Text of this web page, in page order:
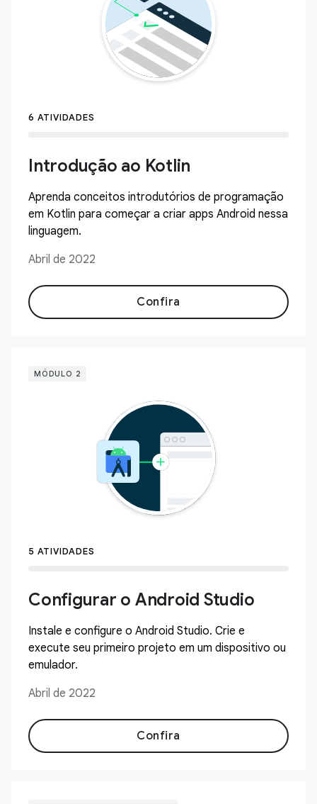
6 ATIVIDADES
Introdução ao Kotlin
Aprenda conceitos introdutórios de programação
em Kotlin para começar a criar apps Android nessa
linguagem.
Abril de 2022
Confira
MÓDULO 2
5 ATIVIDADES
Configurar o Android Studio
Instale e configure o Android Studio. Crie e
execute seu primeiro projeto em um dispositivo ou
emulador.
Abril de 2022
Confira